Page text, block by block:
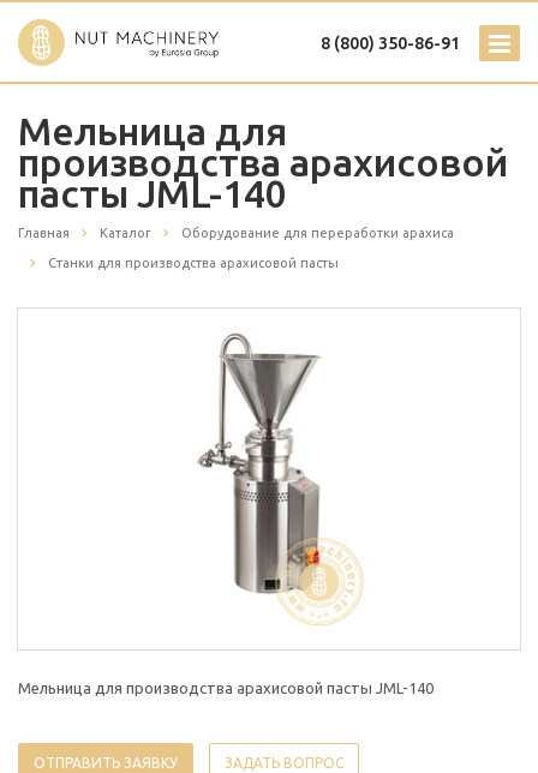
8 (800) 350-86-91
Мельница для
производства арахисовой
пасты JML-140
Главная Каталог Оборудование для переработки арахиса
Станки для производства арахисовой пасты
Мельница для производства арахисовой пасты JML-140
ОТПРАВИТЬ ЗАЯВКУ ЗАДАТЬ ВОПРОС